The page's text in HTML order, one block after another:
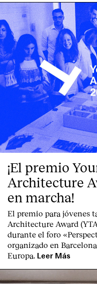
¡El premio
Architecture
en marcha!
El premio para jóvenes
Architecture Award
durante el foro
organizado en
Europa. Leer Más